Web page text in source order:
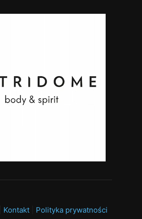
Kontakt| Polityka prywatności